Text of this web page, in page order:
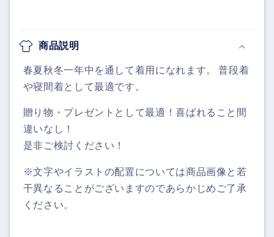
商品説明
春夏秋冬一年中を通して着用になれます。 普段着
や寝間着として最適です。
贈り物・プレゼントとして最適！喜ばれること間
違いなし！
是非ご検討ください！
※文字やイラストの配置については商品画像と若
干異なることがございますのであらかじめご了承
ください。